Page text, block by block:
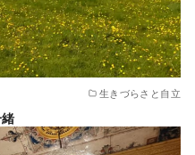
生きづらさと自立